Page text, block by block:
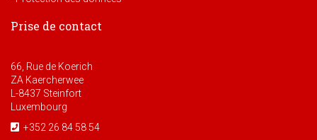
Prise de contact
66, Rue de Koerich
ZA Kaercherwee
L-8437 Steinfort
Luxembourg
+352 26 84 58 54